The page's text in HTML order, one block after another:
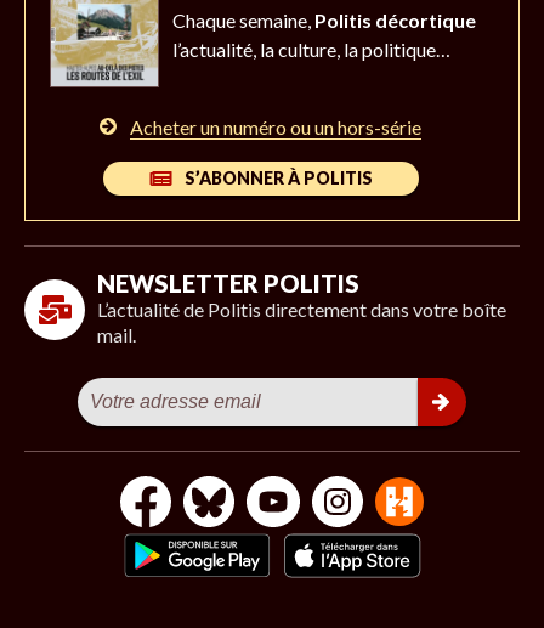
Chaque semaine, Politis décortique
l’actualité, la culture, la politique…
Acheter un numéro ou un hors-série
S’ABONNER À POLITIS
NEWSLETTER POLITIS
L’actualité de Politis directement dans votre boîte
mail.